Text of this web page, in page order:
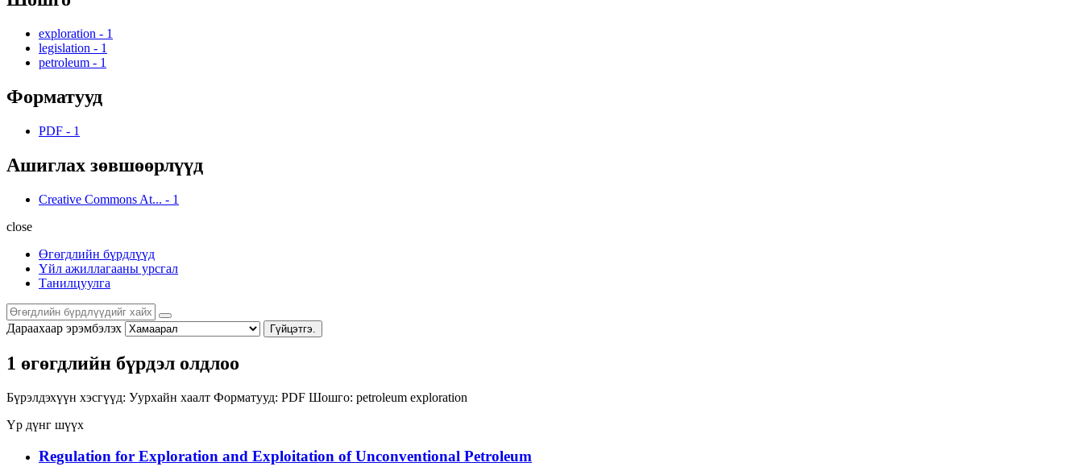
exploration - 1
legislation - 1
petroleum - 1
Форматууд
PDF - 1
Ашиглах зөвшөөрлүүд
Creative Commons At... - 1
close
Өгөгдлийн бүрдлүүд
Үйл ажиллагааны урсгал
Танилцуулга
Дараахаар эрэмбэлэх Гүйцэтгэ.
1 өгөгдлийн бүрдэл олдлоо
Бүрэлдэхүүн хэсгүүд: Уурхайн хаалт Форматууд: PDF Шошго: petroleum exploration
Үр дүнг шүүх
Regulation for Exploration and Exploitation of Unconventional Petroleum